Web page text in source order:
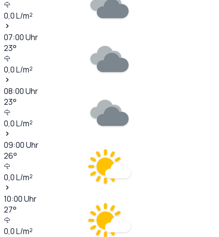
0,0L/m²
07:00Uhr
23°
0,0L/m²
08:00Uhr
23°
0,0L/m²
09:00Uhr
26°
0,0L/m²
10:00Uhr
27°
0,0L/m²